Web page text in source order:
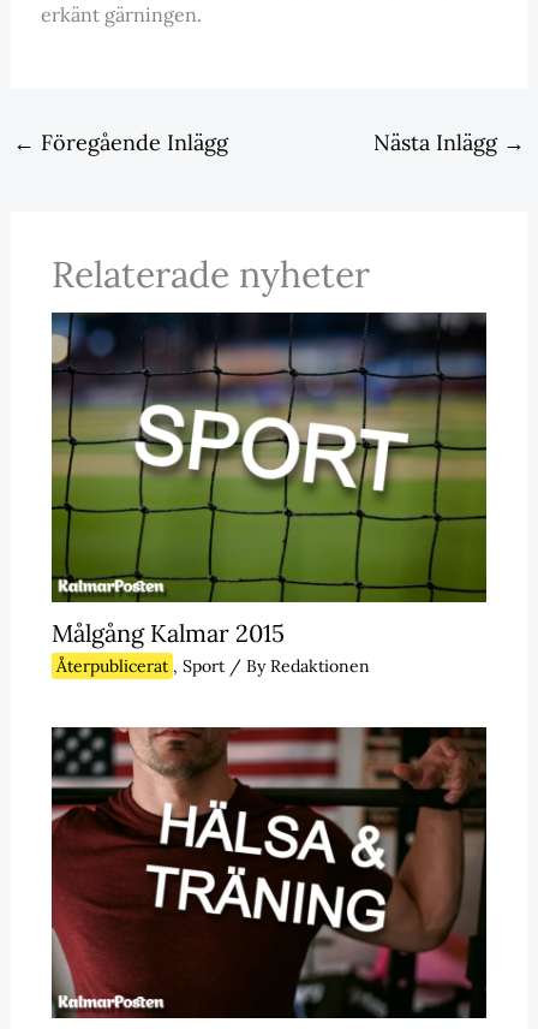
erkänt gärningen.
← Föregående Inlägg Nästa Inlägg →
Relaterade nyheter
Målgång Kalmar 2015
Återpublicerat , Sport/ ByRedaktionen